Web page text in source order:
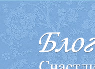
П
е
р
е
й